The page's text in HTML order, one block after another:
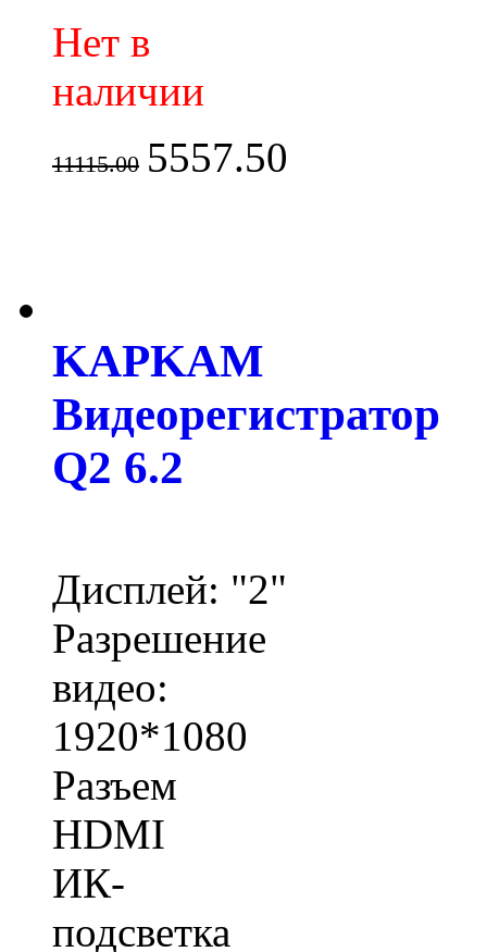
Нет в
наличии
11115.00 5557.50
KAPKAM
Видеорегистратор
Q2 6.2
Дисплей: "2"
Разрешение
видео:
1920*1080
Разъем
HDMI
ИК-
подсветка